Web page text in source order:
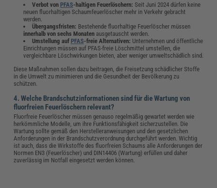
Verbot von PFAS-haltigen Feuerlöschern: Seit Juni 2024 dürfen keine
neuen fluorhaltigen Schaumfeuerlöscher mehr in Verkehr gebracht
werden.
Übergangsfristen: Bestehende fluorhaltige Feuerlöscher müssen
innerhalb von sechs Monaten ausgetauscht werden.
Umstellung auf PFAS-freie Alternativen: Unternehmen und öffentliche
Einrichtungen müssen auf PFAS-freie Löschmittel umstellen, die
vergleichbare Löschwirkungen bieten, aber weniger umweltschädlich sind.
Diese Maßnahmen sollen dazu beitragen, die Freisetzung schädlicher Stoffe
in die Umwelt zu minimieren und die Gesundheit der Bevölkerung zu
schützen.
4. Welche Brandschutzinformationen sind für die Wartung von
fluorfreien Feuerlöschern relevant?
Fluorfreie Feuerlöscher müssen genauso regelmäßig gewartet werden wie
herkömmliche Modelle, um ihre Funktionsfähigkeit sicherzustellen. Die
Wartung sollte gemäß den Herstelleranweisungen und den gesetzlichen
Anforderungen in der Brandschutzverordnung durchgeführt werden. Wichtig
ist auch, dass die Wirkstoffe des fluorfreien Schaums alle Anforderungen der
Normen EN3 (Feuerlöscher) und DIN14406 (Wartung) erfüllen und daher
zuverlässig im Notfall eingesetzt werden können.